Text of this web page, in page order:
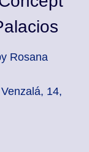
Rosana
14,